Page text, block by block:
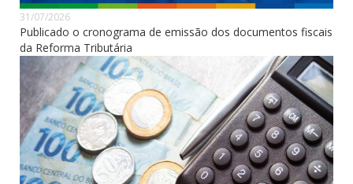
31/07/2026
Publicado o cronograma de emissão dos documentos fiscais
da Reforma Tributária